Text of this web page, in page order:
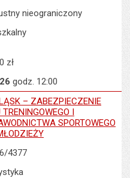
nieograniczony
zł
godz. 12:00
– ZABEZPIECZENIE
– ZABEZPIECZENIE
TRENINGOWEGO I
SPORTOWEGO
4377